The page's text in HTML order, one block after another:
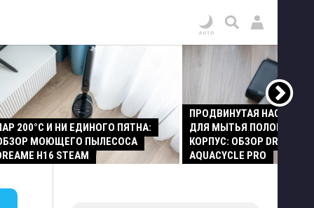
200°C И НИ ЕДИНОГО ПЯТНА:
МОЮЩЕГО ПЫЛЕСОСА
H16 STEAM
ПРОДВИНУТАЯ НАСАДКА
ДЛЯ МЫТЬЯ ПОЛОВ И
КОРПУС: ОБЗОР DREAME
AQUACYCLE PRO